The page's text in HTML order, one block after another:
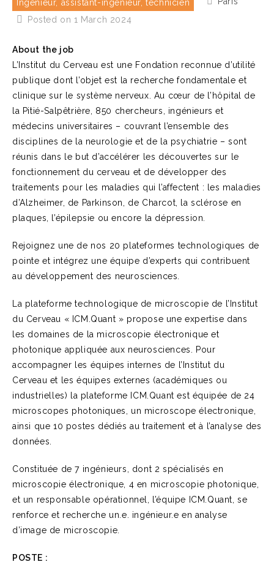
Ingénieur, assistant-ingénieur, technicien
Posted on 1 March 2024
About the job
L’Institut du Cerveau est une Fondation reconnue d’utilité
publique dont l’objet est la recherche fondamentale et
clinique sur le système nerveux. Au cœur de l’hôpital de
la Pitié-Salpêtrière, 850 chercheurs, ingénieurs et
médecins universitaires – couvrant l’ensemble des
disciplines de la neurologie et de la psychiatrie – sont
réunis dans le but d’accélérer les découvertes sur le
fonctionnement du cerveau et de développer des
traitements pour les maladies qui l’affectent : les maladies
d’Alzheimer, de Parkinson, de Charcot, la sclérose en
plaques, l’épilepsie ou encore la dépression.
Rejoignez une de nos 20 plateformes technologiques de
pointe et intégrez une équipe d’experts qui contribuent
au développement des neurosciences.
La plateforme technologique de microscopie de l’Institut
du Cerveau « ICM.Quant » propose une expertise dans
les domaines de la microscopie électronique et
photonique appliquée aux neurosciences. Pour
accompagner les équipes internes de l’Institut du
Cerveau et les équipes externes (académiques ou
industrielles) la plateforme ICM.Quant est équipée de 24
microscopes photoniques, un microscope électronique,
ainsi que 10 postes dédiés au traitement et à l’analyse des
données.
Constituée de 7 ingénieurs, dont 2 spécialisés en
microscopie électronique, 4 en microscopie photonique,
et un responsable opérationnel, l’équipe ICM.Quant, se
renforce et recherche un.e. ingénieur.e en analyse
d’image de microscopie.
POSTE :